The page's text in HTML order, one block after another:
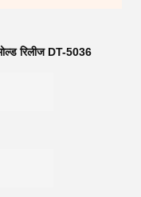
रिलीज DT-5036